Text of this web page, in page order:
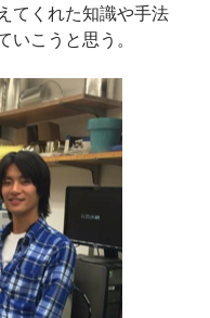
てくれた知識や手法
いこうと思う。